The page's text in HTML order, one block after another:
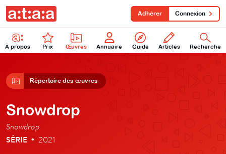
À propos Prix Œuvres Annuaire Guide Articles Recherche
Adhérer Connexion
Répertoire des œuvres
Snowdrop
Snowdrop
SÉRIE • 2021